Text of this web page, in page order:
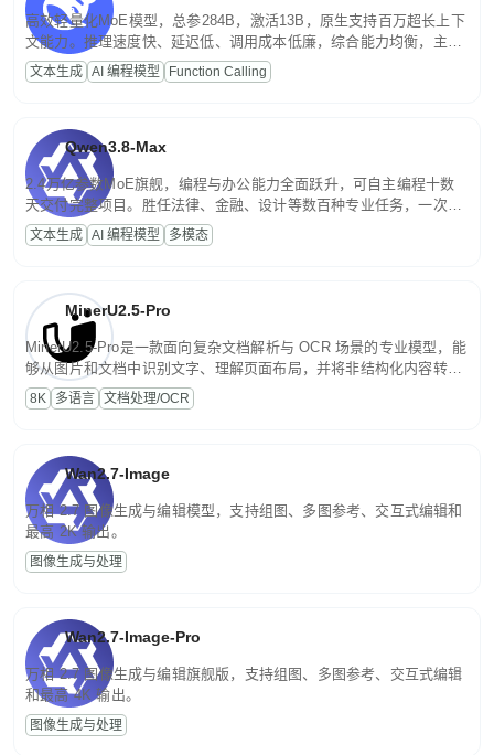
高效轻量化MoE模型，总参284B，激活13B，原生支持百万超长上下
文能力。推理速度快、延迟低、调用成本低廉，综合能力均衡，主打
高并发、轻量化任务，适合日常对话、内容创作、基础 RAG、批量
文案处理等普惠刚需场景。
文本生成 AI 编程模型 Function Calling
Qwen3.8-Max
2.4万亿参数MoE旗舰，编程与办公能力全面跃升，可自主编程十数
天交付完整项目。胜任法律、金融、设计等数百种专业任务，一次对
话端到端交付生产级成果。原生视觉理解贯穿规划、执行与验证全流
程，支持超长文档与长视频的深度语义解析。长程任务中自主规划与
文本生成 AI 编程模型 多模态
MinerU2.5-Pro
MinerU2.5-Pro是一款面向复杂文档解析与 OCR 场景的专业模型，能
够从图片和文档中识别文字、理解页面布局，并将非结构化内容转换
为便于存储、检索和二次处理的结构化结果。
8K 多语言 文档处理/OCR
Wan2.7-Image
万相 2.7 图像生成与编辑模型，支持组图、多图参考、交互式编辑和
最高 2K 输出。
图像生成与处理
Wan2.7-Image-Pro
万相 2.7 图像生成与编辑旗舰版，支持组图、多图参考、交互式编辑
和最高 4K 输出。
图像生成与处理